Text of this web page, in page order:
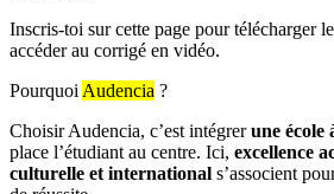
Inscris-toi sur cette page pour télécharger
accéder au corrigé en vidéo.
Pourquoi Audencia ?
Choisir Audencia, c’est intégrerune école
place l’étudiant au centre. Ici, excellence
culturelle et international s’associent